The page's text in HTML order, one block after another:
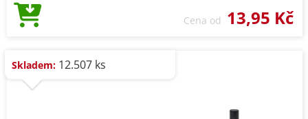
Cena od 13,95 Kč
Skladem: 12.507 ks